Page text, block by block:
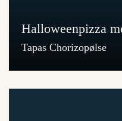
Halloweenpizza
Tapas Chorizopølse